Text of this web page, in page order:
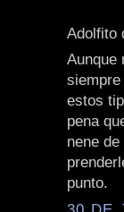
Adolfito
Aunque
estos
pena
nene
punto.